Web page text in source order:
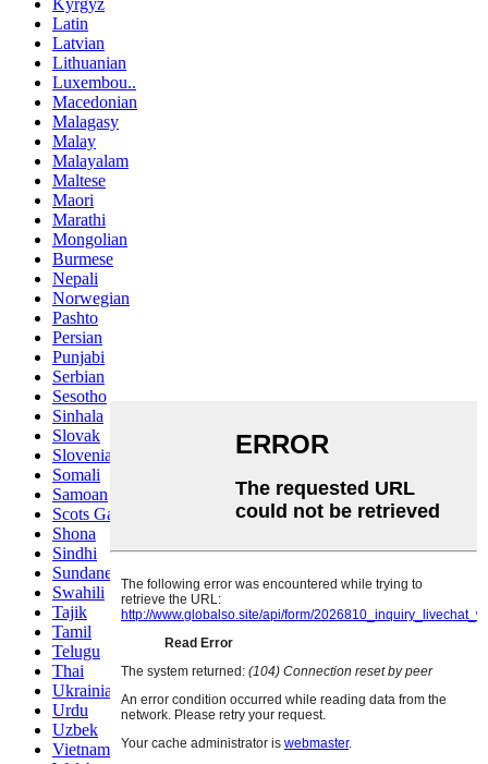
Kyrgyz
Latin
Latvian
Lithuanian
Luxembou..
Macedonian
Malagasy
Malay
Malayalam
Maltese
Maori
Marathi
Mongolian
Burmese
Nepali
Norwegian
Pashto
Persian
Punjabi
Serbian
Sesotho
Sinhala
Slovak
Slovenian
Somali
Samoan
Scots Gaelic
Shona
Sindhi
Sundanese
Swahili
Tajik
Tamil
Telugu
Thai
Ukrainian
Urdu
Uzbek
Vietnamese